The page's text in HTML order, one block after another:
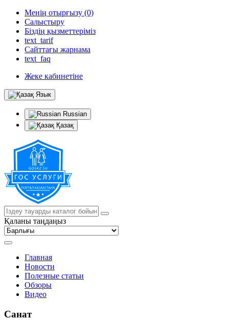
Менің отырғызу (0)
Салыстыру
Біздің қызметтеріміз
text_tarif
Сайттағы жарнама
text_faq
Жеке кабинетіне
Язык
Russian
Қазақ
Қаланы таңдаңыз
Главная
Новости
Полезные статьи
Обзоры
Видео
Санат